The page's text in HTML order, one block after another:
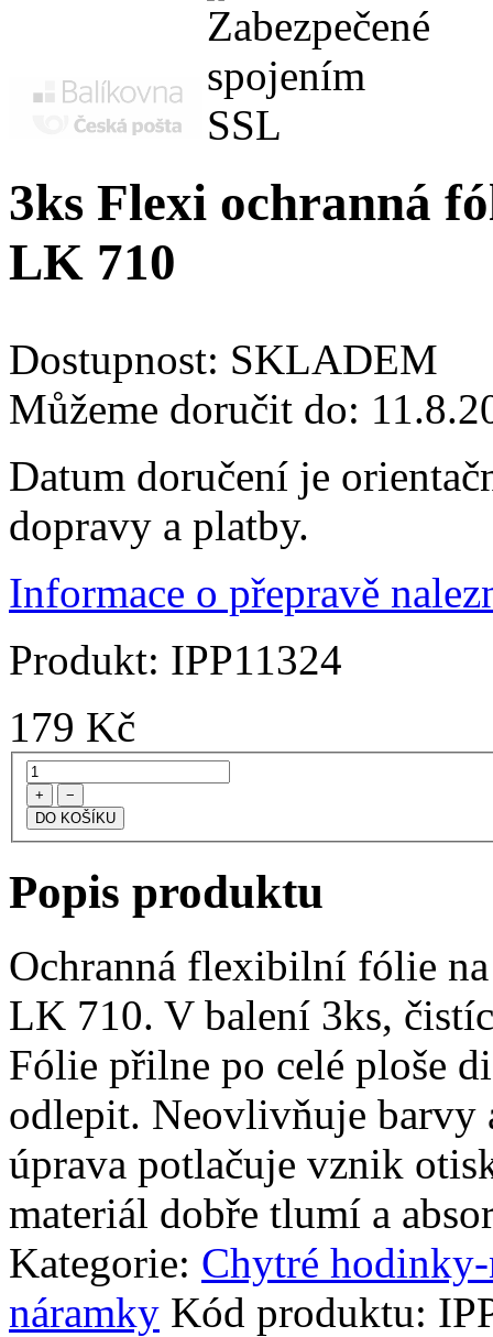
3ks Flexi ochranná
LK 710
Dostupnost: SKLADEM
Můžeme doručit do:
Datum doručení je
dopravy a platby.
Informace o přepravě
Produkt: IPP11324
179 Kč
+ −
Popis produktu
Ochranná flexibilní fólie
LK 710. V balení 3ks,
Fólie přilne po celé ploše
odlepit. Neovlivňuje barvy
úprava potlačuje vznik
materiál dobře tlumí a
Kategorie: Chytré
náramky Kód produktu: